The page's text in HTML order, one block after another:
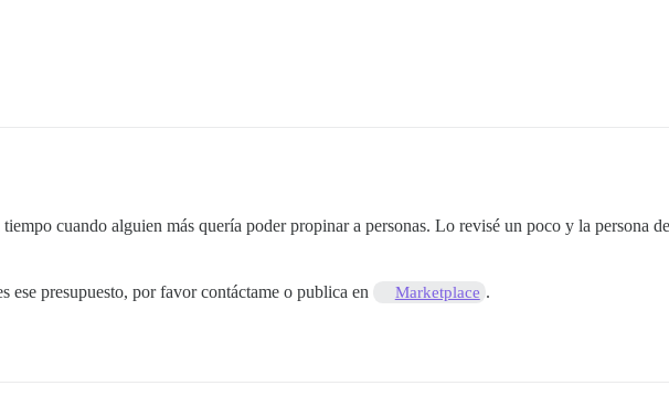
cuando alguien más quería poder propinar a personas. Lo revisé un poco y la persona
ese presupuesto, por favor contáctame o publica en Marketplace .